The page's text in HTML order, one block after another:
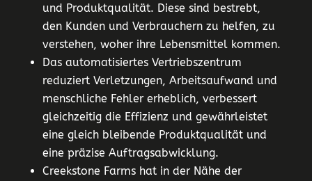
und Produktqualität. Diese sind bestrebt,
den Kunden und Verbrauchern zu helfen, zu
verstehen, woher ihre Lebensmittel kommen.
Das automatisiertes Vertriebszentrum
reduziert Verletzungen, Arbeitsaufwand und
menschliche Fehler erheblich, verbessert
gleichzeitig die Effizienz und gewährleistet
eine gleich bleibende Produktqualität und
eine präzise Auftragsabwicklung.
Creekstone Farms hat in der Nähe der